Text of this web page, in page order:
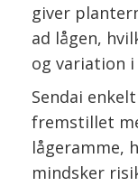
giver
ad lågen,
og variation i
Sendai
fremstillet
lågeramme,
mindsker